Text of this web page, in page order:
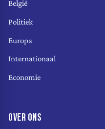
België
Politiek
Europa
Internationaal
Economie
OVER ONS